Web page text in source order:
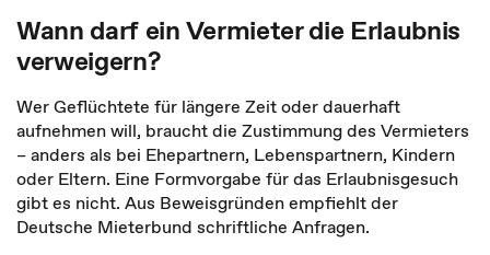
Wann darf ein Vermieter die Erlaubnis
verweigern?
Wer Geflüchtete für längere Zeit oder dauerhaft
aufnehmen will, braucht die Zustimmung des Vermieters
– anders als bei Ehepartnern, Lebenspartnern, Kindern
oder Eltern. Eine Formvorgabe für das Erlaubnisgesuch
gibt es nicht. Aus Beweisgründen empfiehlt der
Deutsche Mieterbund schriftliche Anfragen.